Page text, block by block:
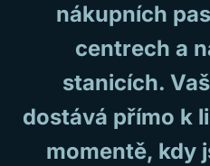
nákupních
centrech a
stanicích.
dostává přímo k
momentě, kdy